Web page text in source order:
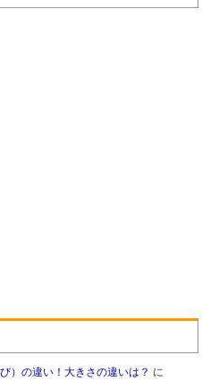
）の違い！大きさの違いは？ に